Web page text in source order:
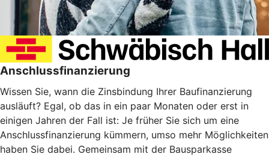
Anschlussfinanzierung
Wissen Sie, wann die Zinsbindung Ihrer Baufinanzierung
ausläuft? Egal, ob das in ein paar Monaten oder erst in
einigen Jahren der Fall ist: Je früher Sie sich um eine
Anschlussfinanzierung kümmern, umso mehr Möglichkeiten
haben Sie dabei. Gemeinsam mit der Bausparkasse